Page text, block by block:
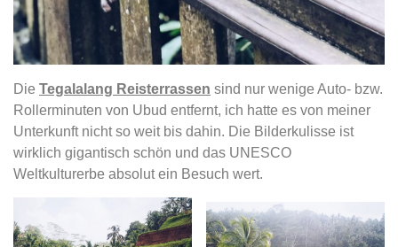
Die Tegalalang Reisterrassen sind nur wenige Auto- bzw.
Rollerminuten von Ubud entfernt, ich hatte es von meiner
Unterkunft nicht so weit bis dahin. Die Bilderkulisse ist
wirklich gigantisch schön und das UNESCO
Weltkulturerbe absolut ein Besuch wert.